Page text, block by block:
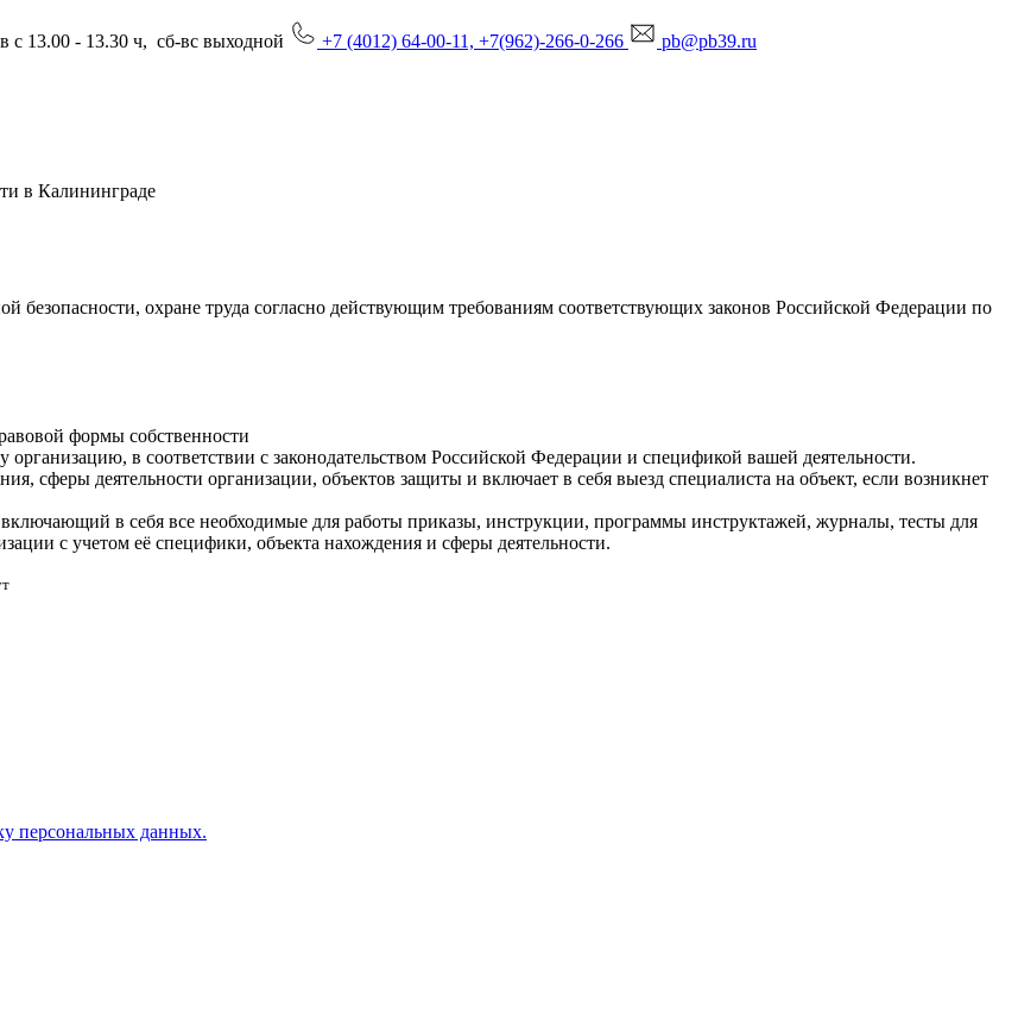
с 13.00 - 13.30 ч, сб-вс выходной +7 (4012) 64-00-11, +7(962)-266-0-266
pb@pb39.ru
в Калининграде
безопасности, охране труда согласно действующим требованиям соответствующих законов Российской Федерации по
формы собственности
организацию, в соответствии с законодательством Российской Федерации и спецификой вашей деятельности.
сферы деятельности организации, объектов защиты и включает в себя выезд специалиста на объект, если возникнет
включающий в себя все необходимые для работы приказы, инструкции, программы инструктажей, журналы, тесты для
с учетом её специфики, объекта нахождения и сферы деятельности.
персональных данных.